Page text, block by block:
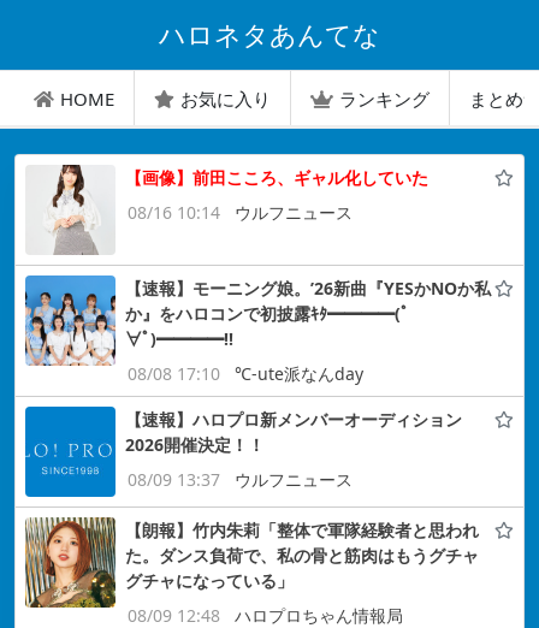
ハロネタあんてな
HOME お気に入り ランキング まとめ
【画像】前田こころ、ギャル化していた
08/16 10:14
ウルフニュース
【速報】モーニング娘。’26新曲『YESかNOか私
か』をハロコンで初披露ｷﾀ━━━━(ﾟ
∀ﾟ)━━━━!!
08/08 17:10
℃-ute派なんday
【速報】ハロプロ新メンバーオーディション
2026開催決定！！
08/09 13:37
ウルフニュース
【朗報】竹内朱莉「整体で軍隊経験者と思われ
た。ダンス負荷で、私の骨と筋肉はもうグチャ
グチャになっている」
08/09 12:48
ハロプロちゃん情報局